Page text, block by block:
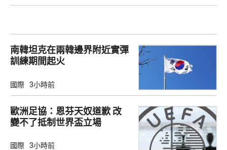
南韓坦克在兩韓邊界附近實彈
訓練期間起火
國際 3小時前
歐洲足協：恩芬天奴道歉 改
變不了抵制世界盃立場
國際 3小時前